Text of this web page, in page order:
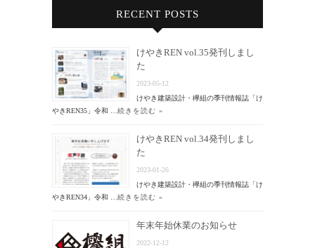
RECENT POSTS
けやきREN vol.35発刊しまし
た
2023-05-12
けやき建築設計・欅組の季刊情報誌「け
やきREN35」令和 … 続きを読む »
けやきREN vol.34発刊しまし
た
2023-01-26
けやき建築設計・欅組の季刊情報誌「け
やきREN34」令和 … 続きを読む »
年末年始休業のお知らせ
2022-12-12